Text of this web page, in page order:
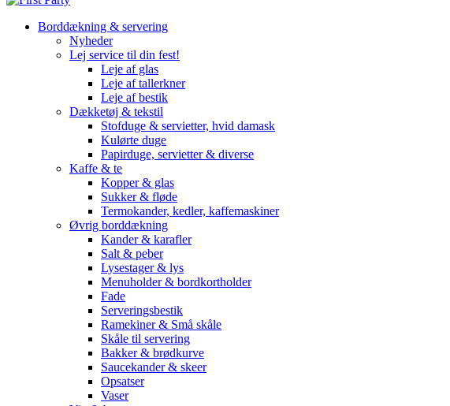
Borddækning & servering
Nyheder
Lej service til din fest!
Leje af glas
Leje af tallerkner
Leje af bestik
Dækketøj & tekstil
Stofduge & servietter, hvid damask
Kulørte duge
Papirduge, servietter & diverse
Kaffe & te
Kopper & glas
Sukker & fløde
Termokander, kedler, kaffemaskiner
Øvrig borddækning
Kander & karafler
Salt & peber
Lysestager & lys
Menuholder & bordkortholder
Fade
Serveringsbestik
Ramekiner & Små skåle
Skåle til servering
Bakker & brødkurve
Saucekander & skeer
Opsatser
Vaser